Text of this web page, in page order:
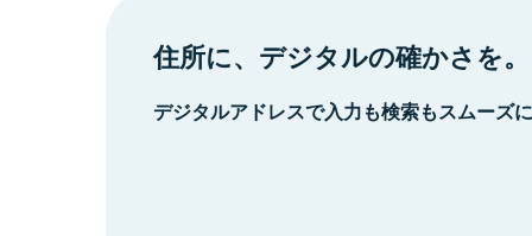
住所に、デジタルの確かさを。
デジタルアドレスで入力も検索もスムーズ